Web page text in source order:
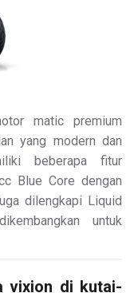
matic premium
yang modern dan
beberapa fitur
Blue Core dengan
dilengkapi Liquid
untuk
vixion di kutai-